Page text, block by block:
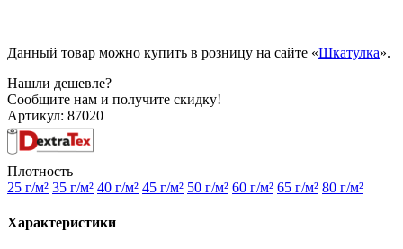
Данный товар можно купить в розницу на сайте «Шкатулка».
Нашли дешевле?
Сообщите нам и получите скидку!
Артикул: 87020
Плотность
25 г/м² 35 г/м² 40 г/м² 45 г/м² 50 г/м² 60 г/м² 65 г/м² 80 г/м²
Характеристики